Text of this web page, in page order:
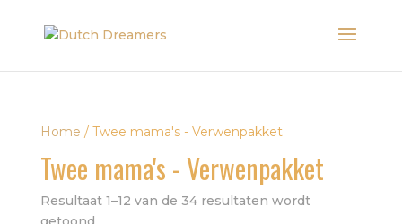
Home / Twee mama's - Verwenpakket
Twee mama's - Verwenpakket
Resultaat 1–12 van de 34 resultaten wordt